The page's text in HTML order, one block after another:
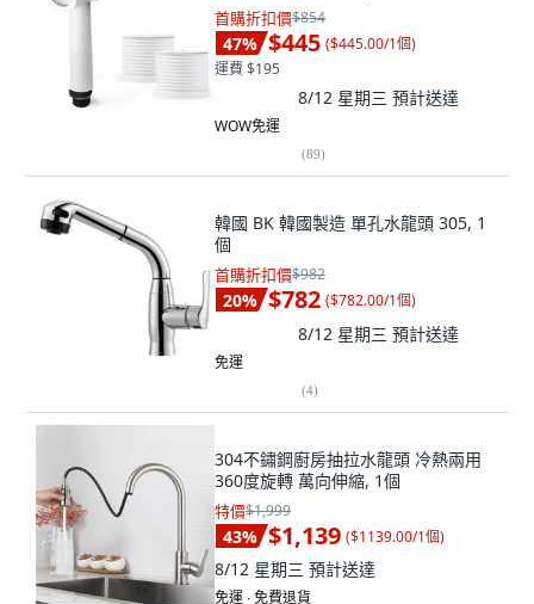
首購折扣價$854
47% $445 ($445.00/1個)
運費 $195
8/12 星期三 預計送達
WOW免運
(89)
韓國 BK 韓國製造 單孔水龍頭 305, 1
個
首購折扣價$982
20% $782 ($782.00/1個)
8/12 星期三 預計送達
免運
(4)
304不鏽鋼廚房抽拉水龍頭 冷熱兩用
360度旋轉 萬向伸縮, 1個
特價$1,999
43% $1,139 ($1139.00/1個)
8/12 星期三 預計送達
免運 ∙ 免費退貨